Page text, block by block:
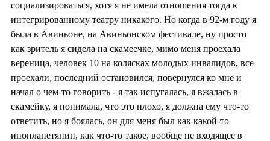
социализироваться, хотя я не имела отношения тогда к
интегрированному театру никакого. Но когда в 92-м году я
была в Авиньоне, на Авиньонском фестивале, ну просто
как зритель я сидела на скамеечке, мимо меня проехала
вереница, человек 10 на колясках молодых инвалидов, все
проехали, последний остановился, повернулся ко мне и
начал о чем-то говорить - я так испугалась, я вжалась в
скамейку, я понимала, что это плохо, я должна ему что-то
ответить, но я боялась, он для меня был как какой-то
инопланетянин, как что-то такое, вообще не входящее в